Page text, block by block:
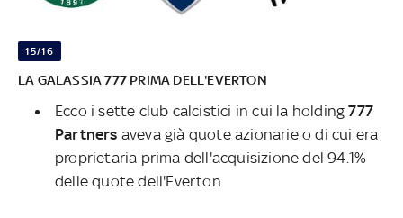
15/16
LA GALASSIA 777 PRIMA DELL'EVERTON
Ecco i sette club calcistici in cui la holding777
Partners aveva già quote azionarie o di cui era
proprietaria prima dell'acquisizione del 94.1%
delle quote dell'Everton